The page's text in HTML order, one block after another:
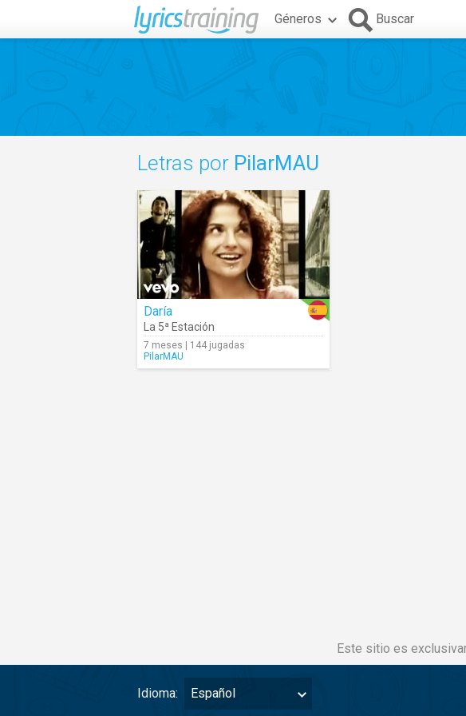
Géneros Buscar
Letras por PilarMAU
Daría
La 5ª Estación
7 meses | 144 jugadas
PilarMAU
Este sitio es
Idioma: Español